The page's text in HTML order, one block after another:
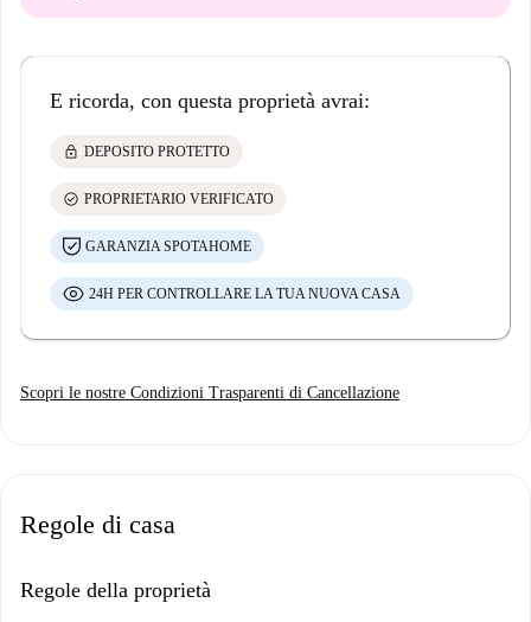
E ricorda, con questa proprietà avrai:
lock DEPOSITO PROTETTO
check_circle PROPRIETARIO VERIFICATO
GARANZIA SPOTAHOME
24H PER CONTROLLARE LA TUA NUOVA CASA
Scopri le nostre Condizioni Trasparenti di Cancellazione
Regole di casa
Regole della proprietà